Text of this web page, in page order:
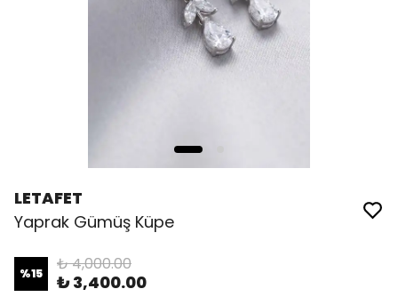
LETAFET
Yaprak Gümüş Küpe
%15 ₺ 4,000.00
₺ 3,400.00